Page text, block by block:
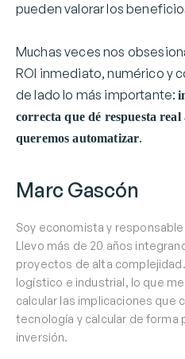
Marc Gascón
Soy economista y
Llevo más de 20 años
proyectos de alta
logístico e industrial, lo que
calcular las implicaciones que
tecnología y calcular de forma
inversión.
pueden valorar los
Muchas veces nos
ROI inmediato, numérico y
de lado lo más importante:
correcta que dé respuesta real
queremos automatizar.